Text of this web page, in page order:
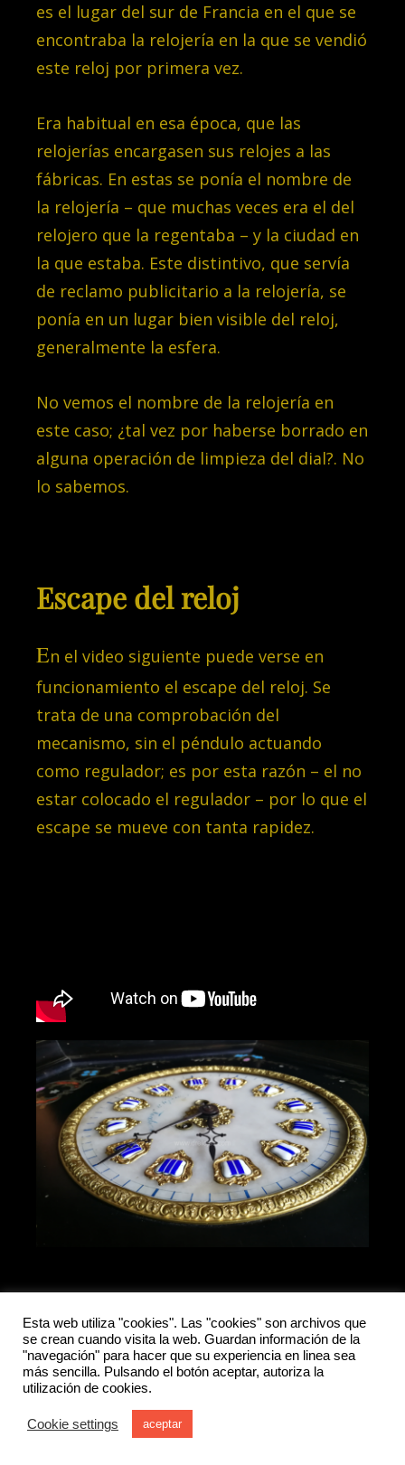
es el lugar del sur de Francia en el que se
encontraba la relojería en la que se vendió
este reloj por primera vez.
Era habitual en esa época, que las
relojerías encargasen sus relojes a las
fábricas. En estas se ponía el nombre de
la relojería – que muchas veces era el del
relojero que la regentaba – y la ciudad en
la que estaba. Este distintivo, que servía
de reclamo publicitario a la relojería, se
ponía en un lugar bien visible del reloj,
generalmente la esfera.
No vemos el nombre de la relojería en
este caso; ¿tal vez por haberse borrado en
alguna operación de limpieza del dial?. No
lo sabemos.
Escape del reloj
En el video siguiente puede verse en
funcionamiento el escape del reloj. Se
trata de una comprobación del
mecanismo, sin el péndulo actuando
como regulador; es por esta razón – el no
estar colocado el regulador – por lo que el
escape se mueve con tanta rapidez.
Esta web utiliza "cookies". Las "cookies" son archivos que
se crean cuando visita la web. Guardan información de la
"navegación" para hacer que su experiencia en linea sea
más sencilla. Pulsando el botón aceptar, autoriza la
utilización de cookies.
Cookie settings aceptar